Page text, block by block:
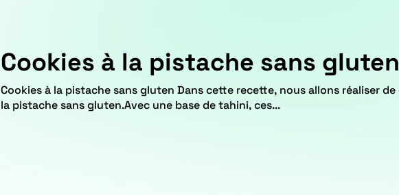
Cookies à la pistache sans gluten
Cookies à la pistache sans gluten Dans cette recette, nous allons réaliser de délicieux cookies à
la pistache sans gluten.Avec une base de tahini, ces...